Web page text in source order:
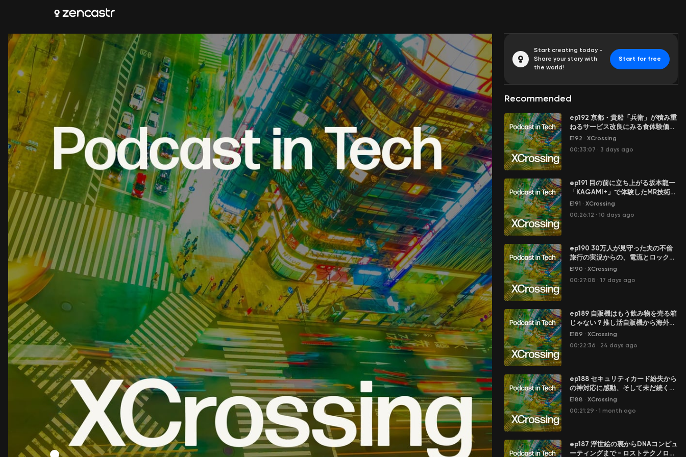
Start creating today -
Share your story with
the world!
Start for free
Recommended
ep192 京都・貴船「兵衛」が積み重
ねるサービス改良にみる食体験価値
と価格とブランドのバランス
E192 · XCrossing
00:33:07 · 3 days ago
ep191 目の前に立ち上がる坂本龍一
「KAGAMI+」で体験したMR技術と
最新の空間音響
E191 · XCrossing
00:26:12 · 10 days ago
ep190 30万人が見守った夫の不倫
旅行の実況からの、電流とロックの
AC/DCを学ぶ回
E190 · XCrossing
00:27:08 · 17 days ago
ep189 自販機はもう飲み物を売る箱
じゃない？推し活自販機から海外の
トレカ事情
E189 · XCrossing
00:22:36 · 24 days ago
ep188 セキュリティカード紛失から
の神対応に感動、そして未だ続く化
学物質サスペンス
E188 · XCrossing
00:21:29 · 1 month ago
ep187 浮世絵の裏からDNAコンピュ
ーティングまで − ロストテクノロジ